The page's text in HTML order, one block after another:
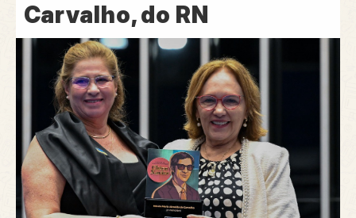
Carvalho, do RN